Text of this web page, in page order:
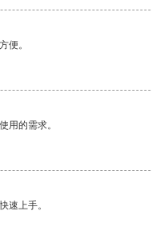
便。
用的需求。
速上手。